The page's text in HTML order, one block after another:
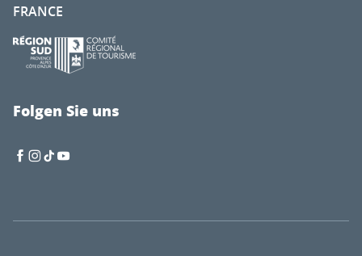
FRANCE
Folgen Sie uns